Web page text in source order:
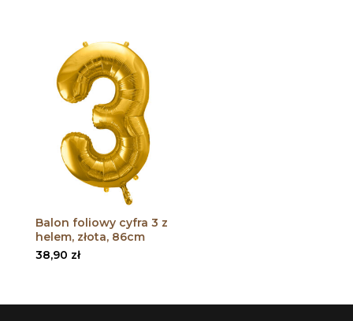
Balon foliowy cyfra 3 z
helem, złota, 86cm
38,90 zł